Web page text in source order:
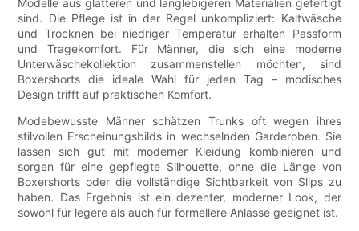
Modelle aus glatteren und langlebigeren Materialien gefertigt
sind. Die Pflege ist in der Regel unkompliziert: Kaltwäsche
und Trocknen bei niedriger Temperatur erhalten Passform
und Tragekomfort. Für Männer, die sich eine moderne
Unterwäschekollektion zusammenstellen möchten, sind
Boxershorts die ideale Wahl für jeden Tag – modisches
Design trifft auf praktischen Komfort.
Modebewusste Männer schätzen Trunks oft wegen ihres
stilvollen Erscheinungsbilds in wechselnden Garderoben. Sie
lassen sich gut mit moderner Kleidung kombinieren und
sorgen für eine gepflegte Silhouette, ohne die Länge von
Boxershorts oder die vollständige Sichtbarkeit von Slips zu
haben. Das Ergebnis ist ein dezenter, moderner Look, der
sowohl für legere als auch für formellere Anlässe geeignet ist.